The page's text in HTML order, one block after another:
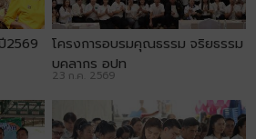
2569
โครงการอบรมคุณธรรม จริยธรรม
บุคลากร อปท
23 ก.ค. 2569